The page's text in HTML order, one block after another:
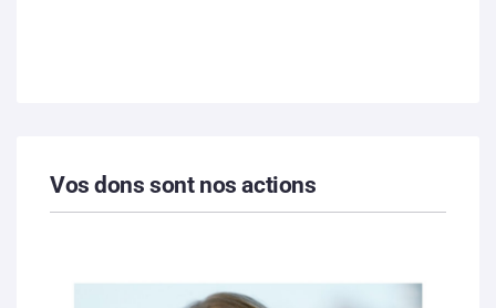
Vos dons sont nos actions